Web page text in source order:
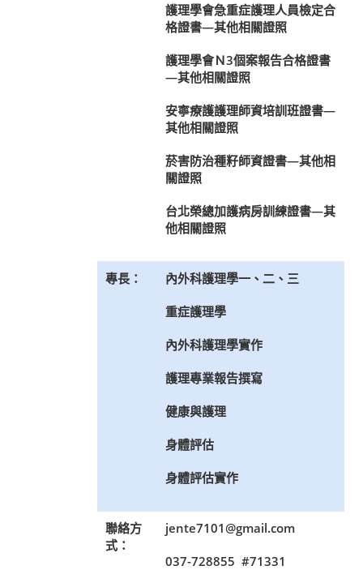
護理學會急重症護理人員檢定合
格證書—其他相關證照
護理學會Ｎ3個案報告合格證書
—其他相關證照
安寧療護護理師資培訓班證書—
其他相關證照
菸害防治種籽師資證書—其他相
關證照
台北榮總加護病房訓練證書—其
他相關證照
專長： 內外科護理學一、二、三
重症護理學
內外科護理學實作
護理專業報告撰寫
健康與護理
身體評估
身體評估實作
聯絡方
式：
jente7101@gmail.com
037-728855 #71331